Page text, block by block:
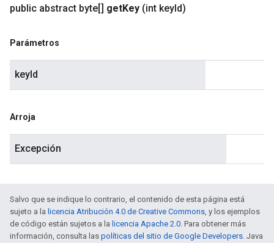
public abstract byte[] getKey (int keyId)
Parámetros
keyId
Arroja
Excepción
Salvo que se indique lo contrario, el contenido de esta página está
sujeto a la licencia Atribución 4.0 de Creative Commons, y los ejemplos
de código están sujetos a la licencia Apache 2.0. Para obtener más
información, consulta las políticas del sitio de Google Developers. Java